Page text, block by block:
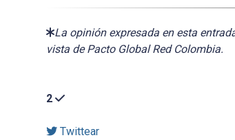
La opinión expresada en esta
vista de Pacto Global Red Colombia.
2
Twittear